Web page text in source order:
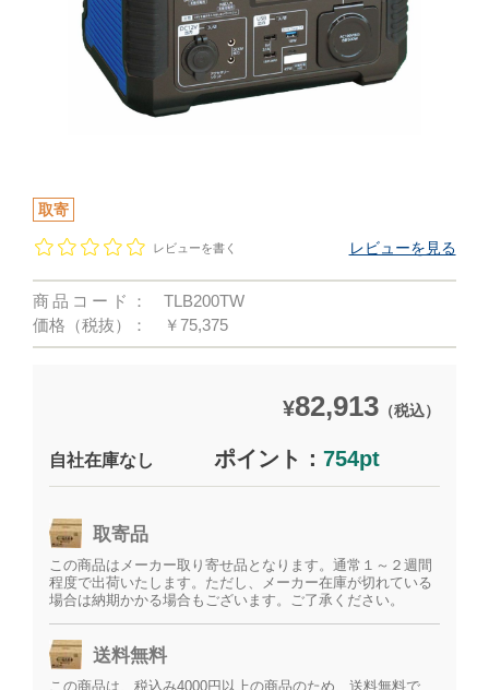
取寄
レビューを書く レビューを見る
商品コード：
TLB200TW
価格（税抜）：
￥75,375
¥82,913（税込）
自社在庫なし ポイント： 754pt
取寄品
この商品はメーカー取り寄せ品となります。通常１～２週間
程度で出荷いたします。ただし、メーカー在庫が切れている
場合は納期かかる場合もございます。ご了承ください。
送料無料
この商品は、税込み4000円以上の商品のため、送料無料で